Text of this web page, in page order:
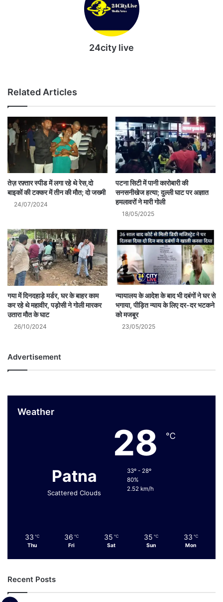
24city live
Related Articles
तेज़ रफ़्तार स्पीड में लगा रहे थे रेस,दो
बाइकों की टक्कर में तीन की मौत; दो जख्मी
24/07/2024
पटना सिटी में पानी कारोबारी की
सनसनीखेज हत्या; दुल्ली घाट पर अज्ञात
हमलावरों ने मारी गोली
18/05/2025
गया में दिनदहाड़े मर्डर, घर के बाहर काम
कर रहे थे महावीर, पड़ोसी ने गोली मारकर
उतारा मौत के घाट
26/10/2024
न्यायालय के आदेश के बाद भी दबंगों ने घर से
भगाया, पीड़ित न्याय के लिए दर-दर भटकने
को मजबूर
23/05/2025
Advertisement
Weather
Patna
Scattered Clouds
28 ℃
33º - 28º
80%
2.52 km/h
33 ℃
Thu
36 ℃
Fri
35 ℃
Sat
35 ℃
Sun
33 ℃
Mon
Recent Posts